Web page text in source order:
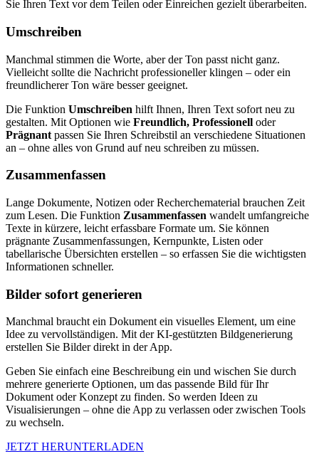
Sie Ihren Text vor dem Teilen oder Einreichen gezielt überarbeiten.
Umschreiben
Manchmal stimmen die Worte, aber der Ton passt nicht ganz.
Vielleicht sollte die Nachricht professioneller klingen – oder ein
freundlicherer Ton wäre besser geeignet.
Die Funktion Umschreiben hilft Ihnen, Ihren Text sofort neu zu
gestalten. Mit Optionen wie Freundlich, Professionell oder
Prägnant passen Sie Ihren Schreibstil an verschiedene Situationen
an – ohne alles von Grund auf neu schreiben zu müssen.
Zusammenfassen
Lange Dokumente, Notizen oder Recherchematerial brauchen Zeit
zum Lesen. Die Funktion Zusammenfassen wandelt umfangreiche
Texte in kürzere, leicht erfassbare Formate um. Sie können
prägnante Zusammenfassungen, Kernpunkte, Listen oder
tabellarische Übersichten erstellen – so erfassen Sie die wichtigsten
Informationen schneller.
Bilder sofort generieren
Manchmal braucht ein Dokument ein visuelles Element, um eine
Idee zu vervollständigen. Mit der KI-gestützten Bildgenerierung
erstellen Sie Bilder direkt in der App.
Geben Sie einfach eine Beschreibung ein und wischen Sie durch
mehrere generierte Optionen, um das passende Bild für Ihr
Dokument oder Konzept zu finden. So werden Ideen zu
Visualisierungen – ohne die App zu verlassen oder zwischen Tools
zu wechseln.
JETZT HERUNTERLADEN